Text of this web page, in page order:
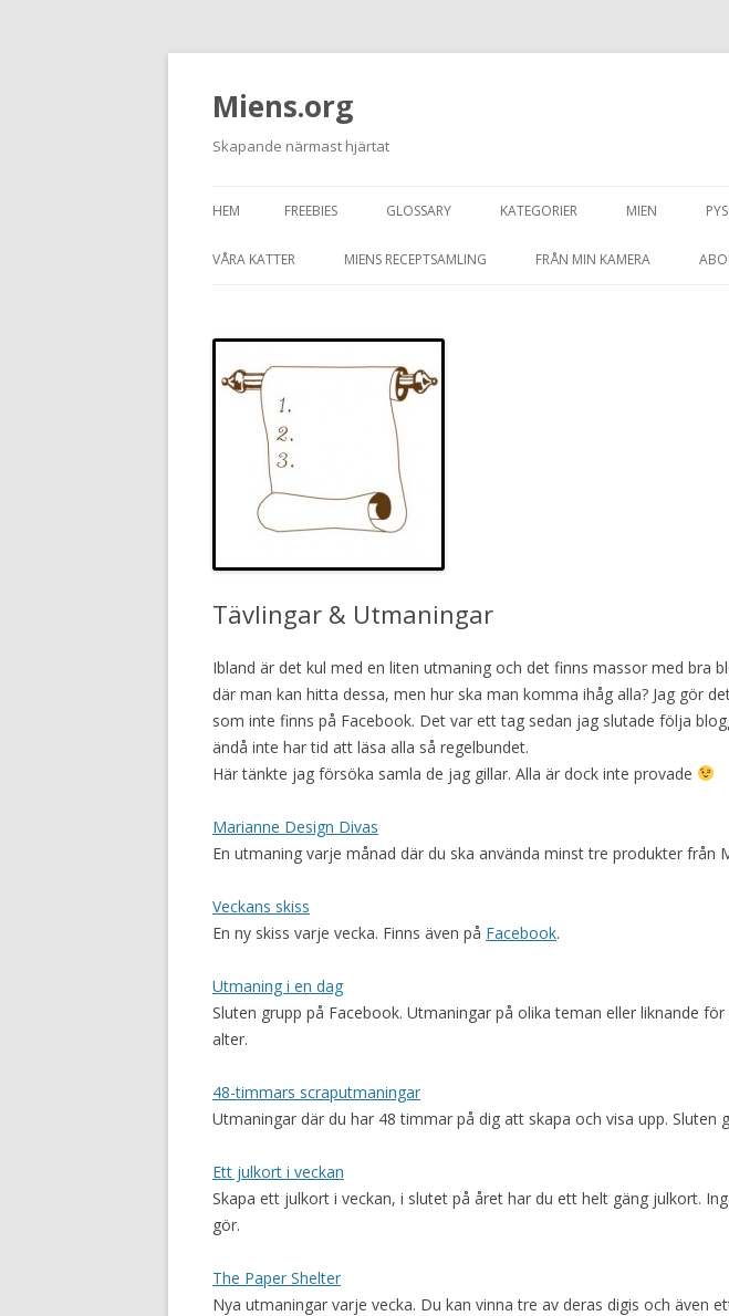
Miens.org
Skapande närmast hjärtat
HEM FREEBIES GLOSSARY KATEGORIER MIEN
VÅRA KATTER
GRAFITTI
MIENS RECEPTSAMLING FRÅN MIN KAMERA
Tävlingar & Utmaningar
Ibland är det kul med en liten utmaning och det finns massor med bra
där man kan hitta dessa, men hur ska man komma ihåg alla? Jag gör
som inte finns på Facebook. Det var ett tag sedan jag slutade följa
ändå inte har tid att läsa alla så regelbundet.
Här tänkte jag försöka samla de jag gillar. Alla är dock inte provade
Marianne Design Divas
En utmaning varje månad där du ska använda minst tre produkter från
Veckans skiss
En ny skiss varje vecka. Finns även på Facebook.
Utmaning i en dag
Sluten grupp på Facebook. Utmaningar på olika teman eller liknande
alter.
48-timmars scraputmaningar
Utmaningar där du har 48 timmar på dig att skapa och visa upp. Sluten
Ett julkort i veckan
Skapa ett julkort i veckan, i slutet på året har du ett helt gäng julkort.
gör.
The Paper Shelter
Nya utmaningar varje vecka. Du kan vinna tre av deras digis och även